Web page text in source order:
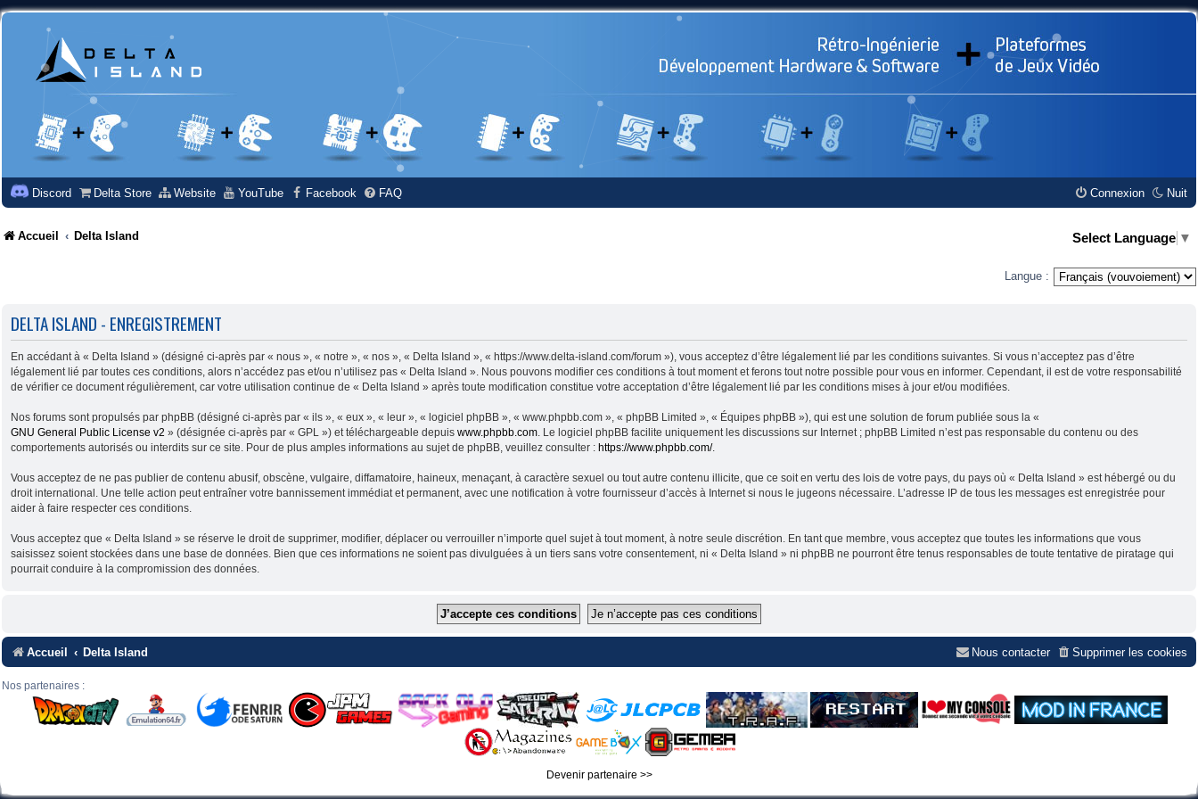
Nuit
Discord Delta Store Website YouTube Facebook FAQ Connexion
Accueil Delta Island Select Language ▼
Langue :
DELTA ISLAND - ENREGISTREMENT
En accédant à « Delta Island » (désigné ci-après par « nous », « notre », « nos », « Delta Island », « https://www.delta-island.com/forum »), vous acceptez d’être légalement lié par les conditions suivantes. Si vous n’acceptez pas d’être
légalement lié par toutes ces conditions, alors n’accédez pas et/ou n’utilisez pas « Delta Island ». Nous pouvons modifier ces conditions à tout moment et ferons tout notre possible pour vous en informer. Cependant, il est de votre responsabilité
de vérifier ce document régulièrement, car votre utilisation continue de « Delta Island » après toute modification constitue votre acceptation d’être légalement lié par les conditions mises à jour et/ou modifiées.
Nos forums sont propulsés par phpBB (désigné ci-après par « ils », « eux », « leur », « logiciel phpBB », « www.phpbb.com », « phpBB Limited », « Équipes phpBB »), qui est une solution de forum publiée sous la «
GNU General Public License v2 » (désignée ci-après par « GPL ») et téléchargeable depuis www.phpbb.com . Le logiciel phpBB facilite uniquement les discussions sur Internet ; phpBB Limited n’est pas responsable du contenu ou des
comportements autorisés ou interdits sur ce site. Pour de plus amples informations au sujet de phpBB, veuillez consulter : https://www.phpbb.com/.
Vous acceptez de ne pas publier de contenu abusif, obscène, vulgaire, diffamatoire, haineux, menaçant, à caractère sexuel ou tout autre contenu illicite, que ce soit en vertu des lois de votre pays, du pays où « Delta Island » est hébergé ou du
droit international. Une telle action peut entraîner votre bannissement immédiat et permanent, avec une notification à votre fournisseur d’accès à Internet si nous le jugeons nécessaire. L’adresse IP de tous les messages est enregistrée pour
aider à faire respecter ces conditions.
Vous acceptez que « Delta Island » se réserve le droit de supprimer, modifier, déplacer ou verrouiller n’importe quel sujet à tout moment, à notre seule discrétion. En tant que membre, vous acceptez que toutes les informations que vous
saisissez soient stockées dans une base de données. Bien que ces informations ne soient pas divulguées à un tiers sans votre consentement, ni « Delta Island » ni phpBB ne pourront être tenus responsables de toute tentative de piratage qui
pourrait conduire à la compromission des données.
Accueil Delta Island Supprimer les cookies
Nous contacter
Nos partenaires :
Devenir partenaire >>